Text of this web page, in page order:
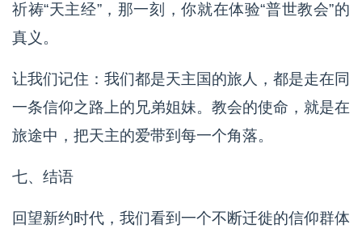
祈祷“天主经”，那一刻，你就在体验“普世教会”的
真义。
让我们记住：我们都是天主国的旅人，都是走在同
一条信仰之路上的兄弟姐妹。教会的使命，就是在
旅途中，把天主的爱带到每一个角落。
七、结语
回望新约时代，我们看到一个不断迁徙的信仰群体